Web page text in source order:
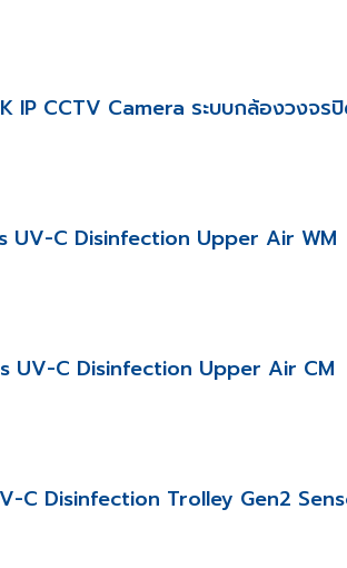
IP CCTV Camera ระบบกล้องวงจร
UV-C Disinfection Upper Air WM
UV-C Disinfection Upper Air CM
C Disinfection Trolley Gen2